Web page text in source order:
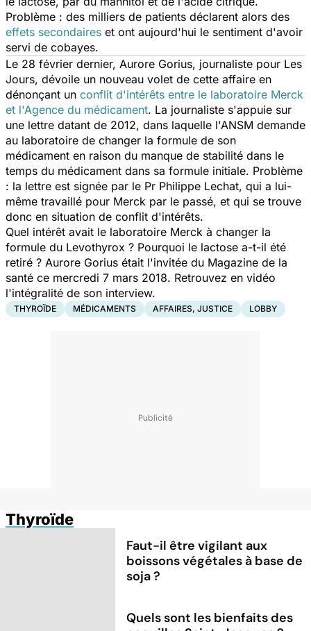
Problème : des milliers de patients déclarent alors des
effets secondaires et ont aujourd'hui le sentiment d'avoir
servi de cobayes.
Le 28 février dernier, Aurore Gorius, journaliste pour Les
Jours, dévoile un nouveau volet de cette affaire en
dénonçant un conflit d'intérêts entre le laboratoire Merck
et l'Agence du médicament. La journaliste s'appuie sur
une lettre datant de 2012, dans laquelle l'ANSM demande
au laboratoire de changer la formule de son
médicament en raison du manque de stabilité dans le
temps du médicament dans sa formule initiale. Problème
: la lettre est signée par le Pr Philippe Lechat, qui a lui-
même travaillé pour Merck par le passé, et qui se trouve
donc en situation de conflit d'intérêts.
Quel intérêt avait le laboratoire Merck à changer la
formule du Levothyrox ? Pourquoi le lactose a-t-il été
retiré ? Aurore Gorius était l'invitée du Magazine de la
santé ce mercredi 7 mars 2018. Retrouvez en vidéo
l'intégralité de son interview.
THYROÏDE MÉDICAMENTS AFFAIRES, JUSTICE LOBBY
Thyroïde
Faut-il être vigilant aux
boissons végétales à base de
soja ?
Quels sont les bienfaits des